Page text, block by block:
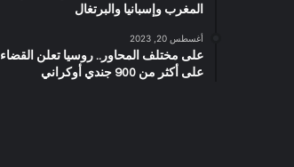
المغرب وإسبانيا والبرتغال
أغسطس 20, 2023
على مختلف المحاور.. روسيا تعلن القضاء
على أكثر من 900 جندي أوكراني